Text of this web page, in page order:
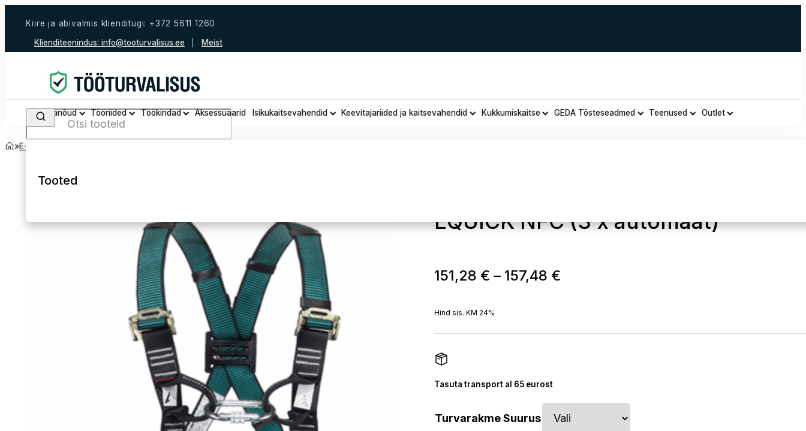
Kiire ja abivalmis klienditugi: +372 5611 1260
Klienditeenindus: info@tooturvalisus.ee Meist
Search
Tooted
Tööjalanõud Tööriided Töökindad Aksessuaarid Isikukaitsevahendid Keevitajariided ja kaitsevahendid Kukkumiskaitse GEDA Tõsteseadmed Teenused Outlet
AvalehtE-Pood
EQUICK NFC (3 x automaat)
151,28 € – 157,48 €
through
Hind sis. KM 24%
Tasuta transport al 65 eurost
Turvarakme Suurus